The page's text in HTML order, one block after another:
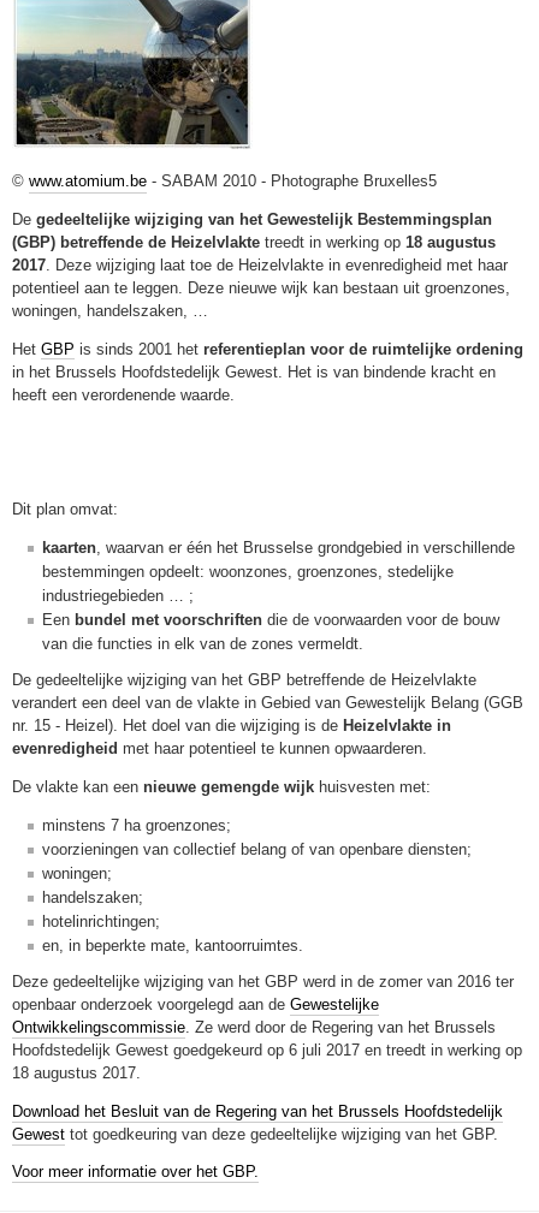
© www.atomium.be - SABAM 2010 - Photographe Bruxelles5
De gedeeltelijke wijziging van het Gewestelijk Bestemmingsplan
(GBP) betreffende de Heizelvlakte treedt in werking op 18 augustus
2017. Deze wijziging laat toe de Heizelvlakte in evenredigheid met haar
potentieel aan te leggen. Deze nieuwe wijk kan bestaan uit groenzones,
woningen, handelszaken, …
Het GBP is sinds 2001 het referentieplan voor de ruimtelijke ordening
in het Brussels Hoofdstedelijk Gewest. Het is van bindende kracht en
heeft een verordenende waarde.
Dit plan omvat:
kaarten, waarvan er één het Brusselse grondgebied in verschillende
bestemmingen opdeelt: woonzones, groenzones, stedelijke
industriegebieden … ;
Een bundel met voorschriften die de voorwaarden voor de bouw
van die functies in elk van de zones vermeldt.
De gedeeltelijke wijziging van het GBP betreffende de Heizelvlakte
verandert een deel van de vlakte in Gebied van Gewestelijk Belang (GGB
nr. 15 - Heizel). Het doel van die wijziging is de Heizelvlakte in
evenredigheid met haar potentieel te kunnen opwaarderen.
De vlakte kan een nieuwe gemengde wijk huisvesten met:
minstens 7 ha groenzones;
voorzieningen van collectief belang of van openbare diensten;
woningen;
handelszaken;
hotelinrichtingen;
en, in beperkte mate, kantoorruimtes.
Deze gedeeltelijke wijziging van het GBP werd in de zomer van 2016 ter
openbaar onderzoek voorgelegd aan de Gewestelijke
Ontwikkelingscommissie . Ze werd door de Regering van het Brussels
Hoofdstedelijk Gewest goedgekeurd op 6 juli 2017 en treedt in werking op
18 augustus 2017.
Download het Besluit van de Regering van het Brussels Hoofdstedelijk
Gewest tot goedkeuring van deze gedeeltelijke wijziging van het GBP.
Voor meer informatie over het GBP.